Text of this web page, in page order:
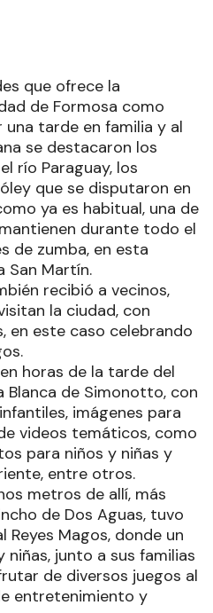
que ofrece la
de Formosa como
tarde en familia y al
se destacaron los
río Paraguay, los
que se disputaron en
ya es habitual, una de
durante todo el
de zumba, en esta
San Martín.
recibió a vecinos,
la ciudad, con
en este caso celebrando
horas de la tarde del
Blanca de Simonotto, con
imágenes para
videos temáticos, como
para niños y niñas y
entre otros.
metros de allí, más
de Dos Aguas, tuvo
Reyes Magos, donde un
niñas, junto a sus familias
de diversos juegos al
entretenimiento y